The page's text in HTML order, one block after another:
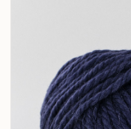
Over wolder